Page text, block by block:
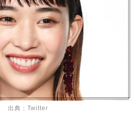
出典：Twitter